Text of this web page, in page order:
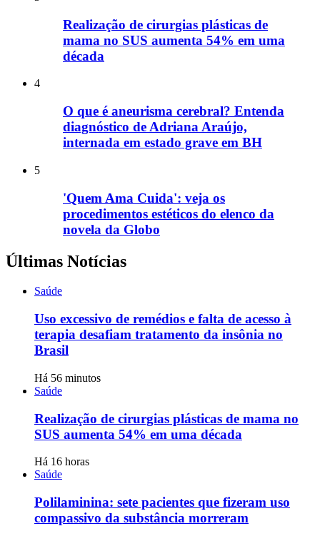
Realização de cirurgias plásticas de
mama no SUS aumenta 54% em uma
década
4
O que é aneurisma cerebral? Entenda
diagnóstico de Adriana Araújo,
internada em estado grave em BH
5
'Quem Ama Cuida': veja os
procedimentos estéticos do elenco da
novela da Globo
Últimas Notícias
Saúde
Uso excessivo de remédios e falta de acesso à
terapia desafiam tratamento da insônia no
Brasil
Há 56 minutos
Saúde
Realização de cirurgias plásticas de mama no
SUS aumenta 54% em uma década
Há 16 horas
Saúde
Polilaminina: sete pacientes que fizeram uso
compassivo da substância morreram